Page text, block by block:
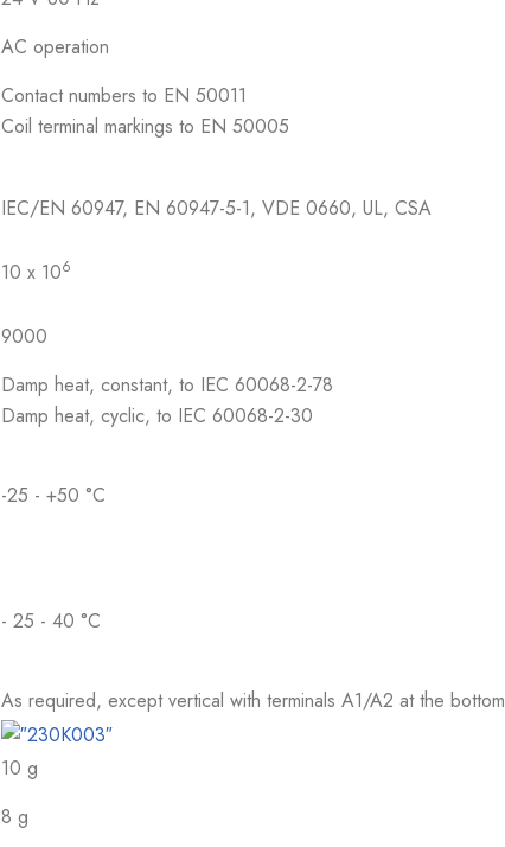
AC operation
Contact numbers to EN 50011
Coil terminal markings to EN 50005
IEC/EN 60947, EN 60947-5-1, VDE 0660, UL, CSA
10 x 106
9000
Damp heat, constant, to IEC 60068-2-78
Damp heat, cyclic, to IEC 60068-2-30
-25 - +50 °C
- 25 - 40 °C
As required, except vertical with terminals A1/A2 at the bottom
10 g
8 g